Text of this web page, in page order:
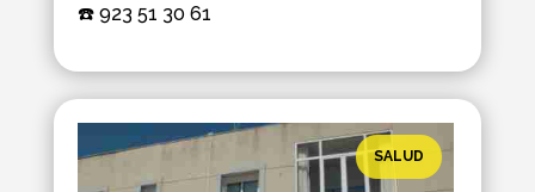
☎️ 923 51 30 61
SALUD